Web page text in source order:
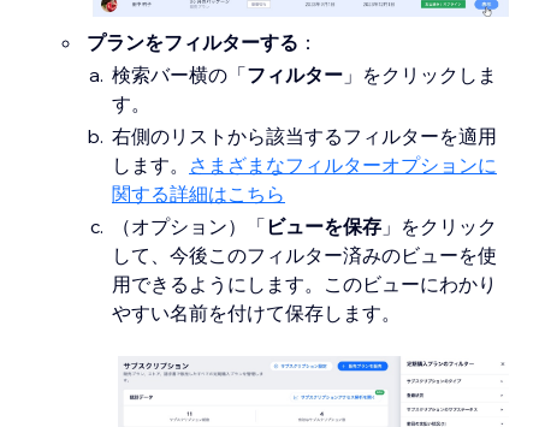
プランをフィルターする ：
検索バー横の「フィルター 」をクリックしま
す。
右側のリストから該当するフィルターを適用
します。 さまざまなフィルターオプションに
関する詳細はこちら
（オプション）「 ビューを保存 」をクリック
して、今後このフィルター済みのビューを使
用できるようにします。このビューにわかり
やすい名前を付けて保存します。